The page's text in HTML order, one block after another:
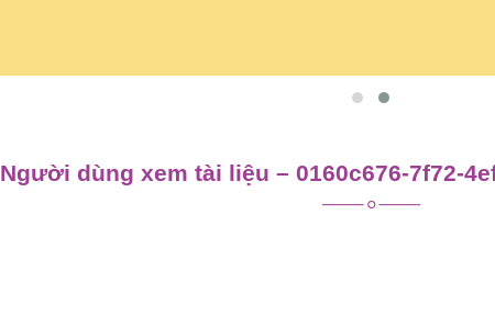
Người dùng xem tài liệu – 0160c676-7f72-